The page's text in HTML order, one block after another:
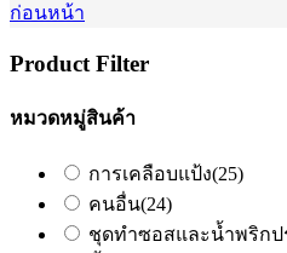
ก่อนหน้า
Product Filter
หมวดหมู่สินค้า
การเคลือบแป้ง(25)
คนอื่น(24)
ชุดทำซอสและน้ำพริกป